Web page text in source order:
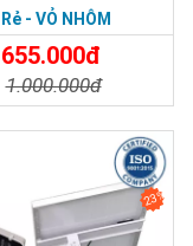
- VỎ NHÔM
655.000đ
1.000.000đ
23%